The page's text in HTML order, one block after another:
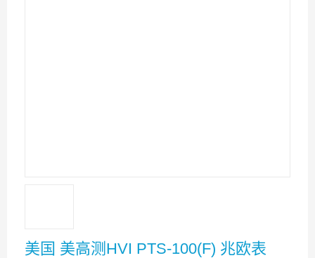
美国 美高测HVI PTS-100(F) 兆欧表